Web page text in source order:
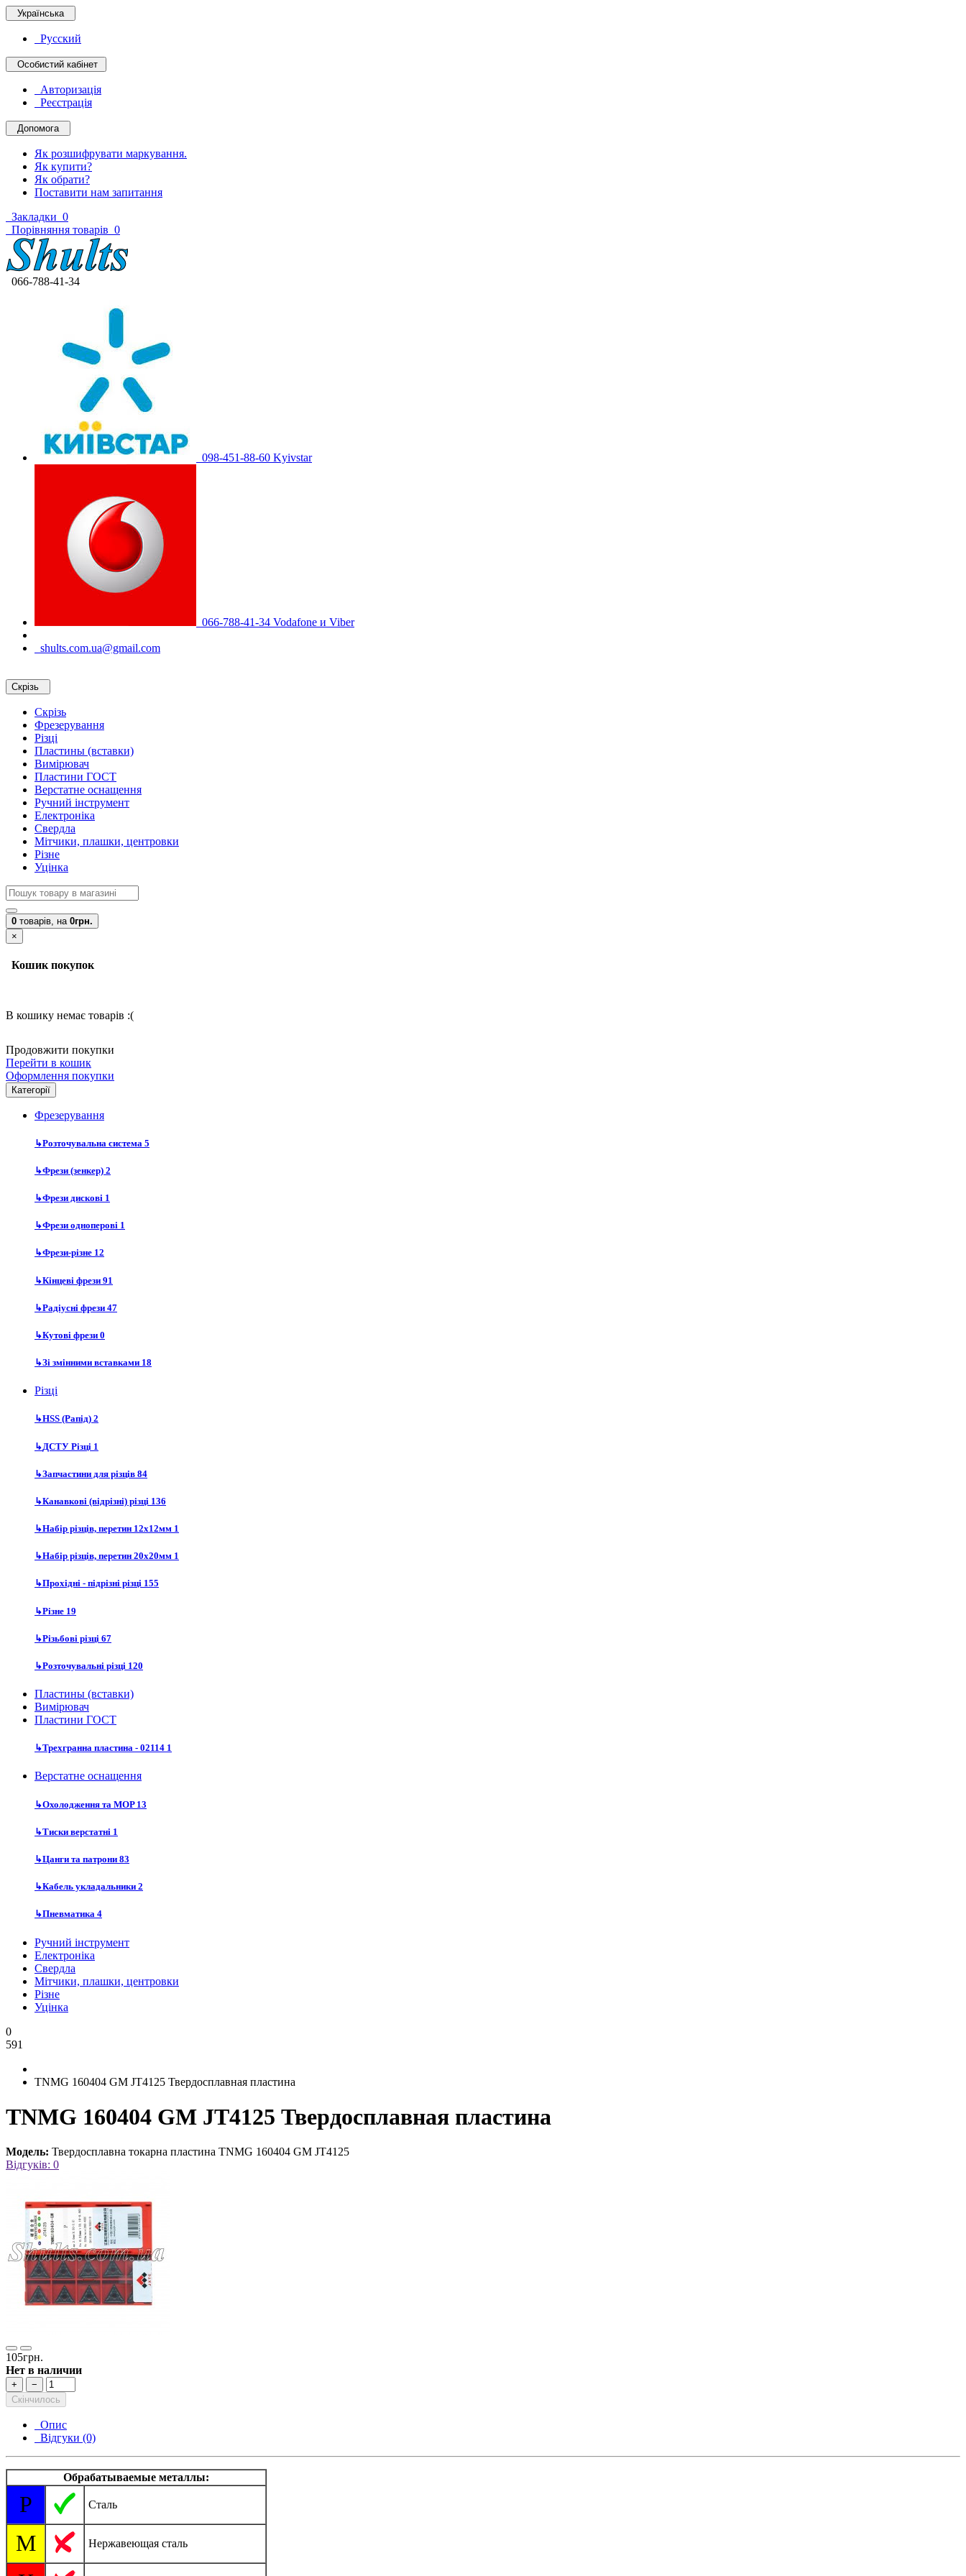
Українська
Русский
Особистий кабінет
Авторизація
Реєстрація
Допомога
Як розшифрувати маркування.
Як купити?
Як обрати?
Поставити нам запитання
Закладки 0
Порівняння товарів 0
066-788-41-34
098-451-88-60 Kyivstar
066-788-41-34 Vodafone и Viber
shults.com.ua@gmail.com
Скрізь
Скрізь
Фрезерування
Різці
Пластины (вставки)
Вимірювач
Пластини ГОСТ
Верстатне оснащення
Ручний інструмент
Електроніка
Свердла
Мітчики, плашки, центровки
Різне
Уцінка
0 товарів, на 0грн.
×
Кошик покупок
В кошику немає товарів :(
Продовжити покупки
Перейти в кошик
Оформлення покупки
Категорії
Фрезерування
↳Розточувальна система 5
↳Фрези (зенкер) 2
↳Фрези дискові 1
↳Фрези одноперові 1
↳Фрези-різне 12
↳Кінцеві фрези 91
↳Радіусні фрези 47
↳Кутові фрези 0
↳Зі змінними вставками 18
Різці
↳HSS (Рапід) 2
↳ДСТУ Різці 1
↳Запчастини для різців 84
↳Канавкові (відрізні) різці 136
↳Набір різців, перетин 12х12мм 1
↳Набір різців, перетин 20х20мм 1
↳Прохідні - підрізні різці 155
↳Різне 19
↳Різьбові різці 67
↳Розточувальні різці 120
Пластины (вставки)
Вимірювач
Пластини ГОСТ
↳Трехгранна пластина - 02114 1
Верстатне оснащення
↳Охолодження та MOP 13
↳Тиски верстатні 1
↳Цанги та патрони 83
↳Кабель укладальники 2
↳Пневматика 4
Ручний інструмент
Електроніка
Свердла
Мітчики, плашки, центровки
Різне
Уцінка
0
591
TNMG 160404 GM JT4125 Твердосплавная пластина
TNMG 160404 GM JT4125 Твердосплавная пластина
Модель: Твердосплавна токарна пластина TNMG 160404 GM JT4125
Відгуків: 0
105грн.
Нет в наличии
+
−
Скінчилось
Опис
Відгуки (0)
Обрабатываемые металлы:
P Сталь
M Нержавеющая сталь